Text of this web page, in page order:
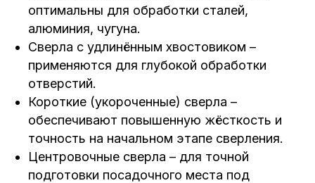
оптимальны для обработки сталей,
алюминия, чугуна.
Сверла с удлинённым хвостовиком –
применяются для глубокой обработки
отверстий.
Короткие (укороченные) сверла –
обеспечивают повышенную жёсткость и
точность на начальном этапе сверления.
Центровочные сверла – для точной
подготовки посадочного места под